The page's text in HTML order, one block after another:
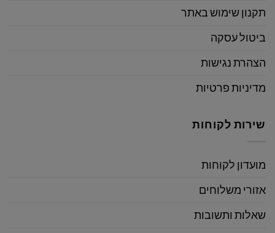
תקנון שימוש באתר
ביטול עסקה
הצהרת נגישות
מדיניות פרטיות
שירות לקוחות
מועדון לקוחות
אזורי משלוחים
שאלות ותשובות